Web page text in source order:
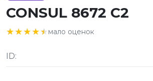
CONSUL 8672 C2
★★★★★
★★★★★мало оценок
ID: